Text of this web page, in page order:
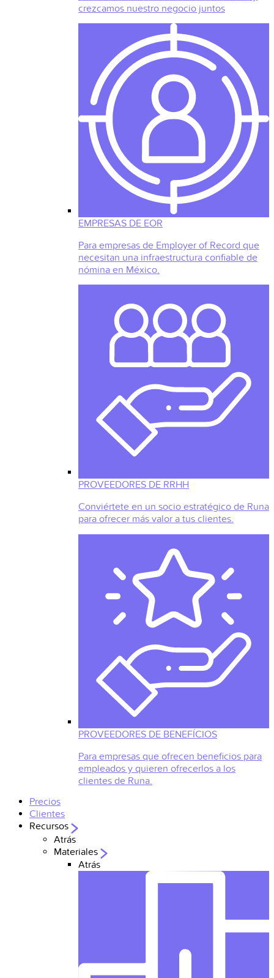
crezcamos nuestro negocio juntos
EMPRESAS DE EOR
Para empresas de Employer of Record que
necesitan una infraestructura confiable de
nómina en México.
PROVEEDORES DE RRHH
Conviértete en un socio estratégico de Runa
para ofrecer más valor a tus clientes.
PROVEEDORES DE BENEFÍCIOS
Para empresas que ofrecen beneficios para
empleados y quieren ofrecerlos a los
clientes de Runa.
Precios
Clientes
Recursos
Atrás
Materiales
Atrás